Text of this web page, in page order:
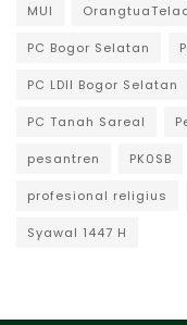
MUI
PC Bogor Selatan
PC LDII Bogor Selatan
PC Tanah Sareal
pesantren PK0SB
profesional religius
Syawal 1447 H